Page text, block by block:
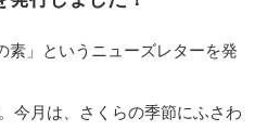
ー
素」というニューズレターを発
今月は、さくらの季節にふさわ